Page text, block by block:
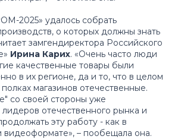
2025» удалось собрать
о которых должны знать
замгендиректора Российского
Ирина Карих. «Очень часто люди
качественные товары были
в их регионе, да и то, что в целом
магазинов отечественные.
со своей стороны уже
отечественного рынка и
эту работу - как в
видеоформате», – пообещала она.